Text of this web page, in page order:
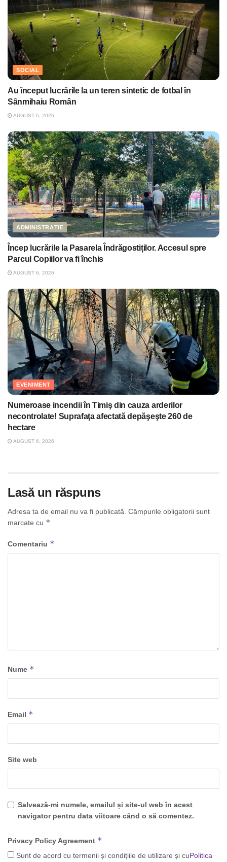
SOCIAL
Au început lucrările la un teren sintetic de fotbal în
Sânmihaiu Român
AUGUST 6, 2026
ADMINISTRAȚIE
Încep lucrările la Pasarela Îndrăgostiților. Accesul spre
Parcul Copiilor va fi închis
AUGUST 6, 2026
EVENIMENT
Numeroase incendii în Timiş din cauza arderilor
necontrolate! Suprafaţa afectată depăşeşte 260 de
hectare
AUGUST 6, 2026
Lasă un răspuns
Adresa ta de email nu va fi publicată. Câmpurile obligatorii sunt
marcate cu *
Comentariu *
Nume *
Email *
Site web
Salvează-mi numele, emailul și site-ul web în acest
navigator pentru data viitoare când o să comentez.
Privacy Policy Agreement *
Sunt de acord cu termenii și condițiile de utilizare și cuPolitica